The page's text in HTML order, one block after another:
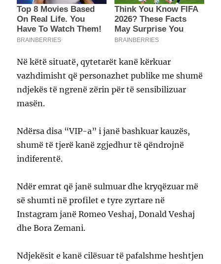
Në këtë situatë, qytetarët kanë kërkuar
vazhdimisht që personazhet publike me shumë
ndjekës të ngrenë zërin për të sensibilizuar
masën.
Ndërsa disa “VIP-a” i janë bashkuar kauzës,
shumë të tjerë kanë zgjedhur të qëndrojnë
indiferentë.
Ndër emrat që janë sulmuar dhe kryqëzuar më
së shumti në profilet e tyre zyrtare në
Instagram janë Romeo Veshaj, Donald Veshaj
dhe Bora Zemani.
Ndjekësit e kanë cilësuar të pafalshme heshtjen